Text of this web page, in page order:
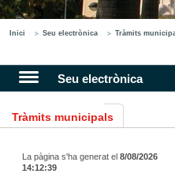
Inici Seu electrònica Tràmits
Seu electrònica
Tràmits municipals
La pàgina s'ha generat el 8/08/2026
14:12:39